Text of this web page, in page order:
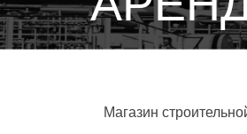
Магазин